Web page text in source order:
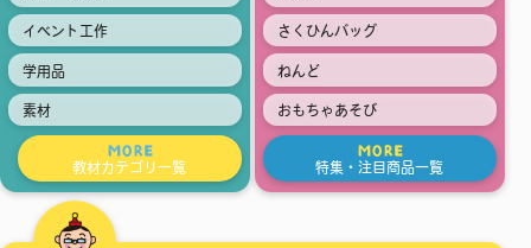
イベント工作
学用品
素材
MORE
教材カテゴリ一覧
さくひんバッグ
ねんど
おもちゃあそび
MORE
特集・注目商品一覧